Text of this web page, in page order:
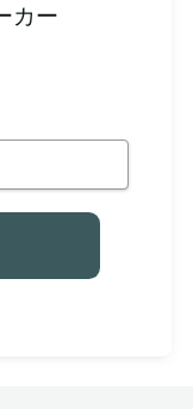
カー